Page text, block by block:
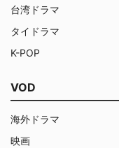
台湾ドラマ
タイドラマ
K-POP
VOD
海外ドラマ
映画